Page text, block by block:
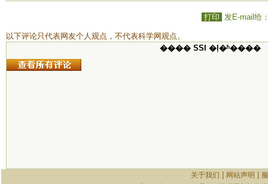
打印 发E-mail给
以下评论只代表网友个人观点，不代表科学网观点。
���� SSI �ļ�ʱ����
关于我们 网站声明